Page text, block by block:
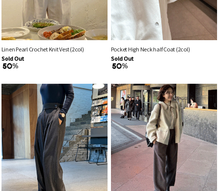
Linen Pearl Crochet Knit Vest (2col)
Sold Out
Pocket High Neck half Coat (2col)
Sold Out